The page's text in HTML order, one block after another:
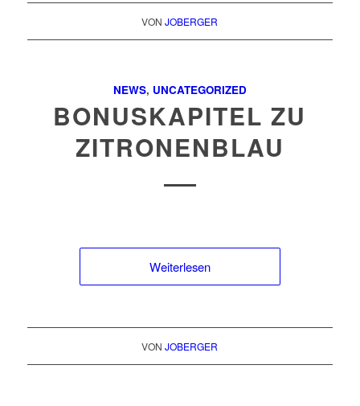
VONJOBERGER
NEWS, UNCATEGORIZED
BONUSKAPITEL ZU
ZITRONENBLAU
Weiterlesen
VONJOBERGER